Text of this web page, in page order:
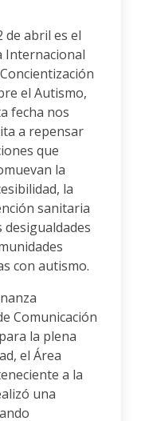
de abril es el
Internacional
el Autismo,
fecha nos
a repensar
que
la
la
sanitaria
desigualdades
con autismo.
Comunicación
la plena
el Área
a la
una